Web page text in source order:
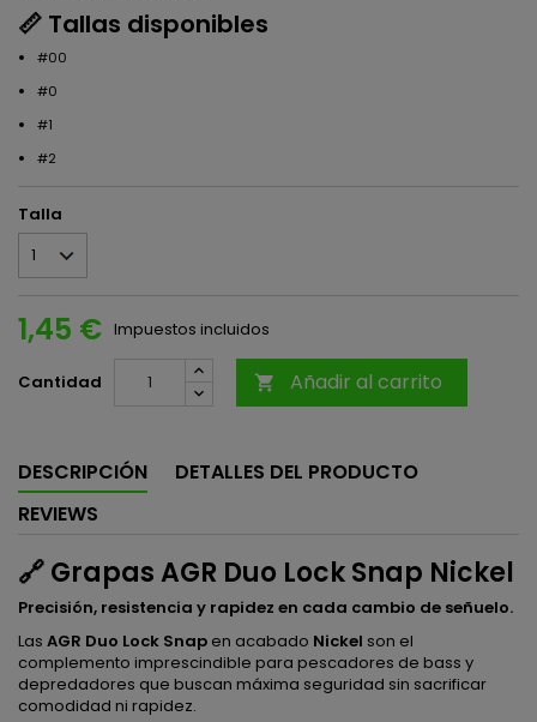
📏 Tallas disponibles
#00
#0
#1
#2
Talla
1,45 € Impuestos incluidos
Cantidad  Añadir al carrito
DESCRIPCIÓN
DETALLES DEL PRODUCTO
REVIEWS
🔗 Grapas AGR Duo Lock Snap Nickel
Precisión, resistencia y rapidez en cada cambio de señuelo.
Las AGR Duo Lock Snap en acabado Nickel son el
complemento imprescindible para pescadores de bass y
depredadores que buscan máxima seguridad sin sacrificar
comodidad ni rapidez.